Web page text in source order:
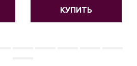
КУПИТЬ